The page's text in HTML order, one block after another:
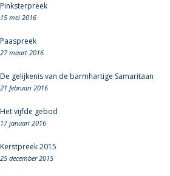
Pinksterpreek
15 mei 2016
Paaspreek
27 maart 2016
De gelijkenis van de barmhartige Samaritaan
21 februari 2016
Het vijfde gebod
17 januari 2016
Kerstpreek 2015
25 december 2015